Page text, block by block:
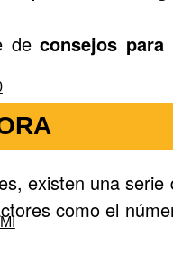
deconsejos
existen una
como el